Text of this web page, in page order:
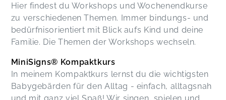
Hier findest du Workshops und Wochenendkurse
zu verschiedenen Themen. Immer bindungs- und
bedürfnisorientiert mit Blick aufs Kind und deine
Familie. Die Themen der Workshops wechseln.
MiniSigns®️ Kompaktkurs
In meinem Kompaktkurs lernst du die wichtigsten
Babygebärden für den Alltag - einfach, alltagsnah